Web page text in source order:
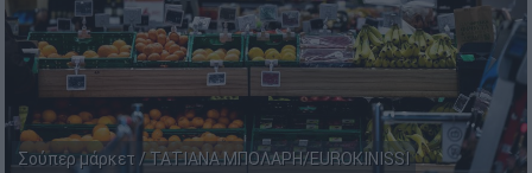
Σούπερ μάρκετ / ΤΑΤΙΑΝΑ ΜΠΟΛΑΡΗ/EUROKINISSI